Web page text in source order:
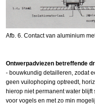
Afb. 6. Contact van aluminium
Ontwerpadviezen betreffende
- bouwkundig detailleren, zodat
geen vuilophoping optreedt,
hierop niet permanent water
voor vogels en met zo min